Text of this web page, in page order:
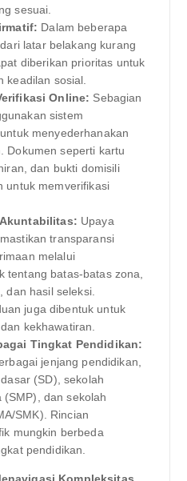
sesuai.
Dalam beberapa
latar belakang kurang
diberikan prioritas untuk
keadilan sosial.
Online: Sebagian
sistem
menyederhanakan
Dokumen seperti kartu
dan bukti domisili
untuk memverifikasi
Upaya
transparansi
melalui
tentang batas-batas zona,
dan hasil seleksi.
juga dibentuk untuk
kekhawatiran.
Tingkat Pendidikan:
jenjang pendidikan,
(SD), sekolah
dan sekolah
SMK). Rincian
mungkin berbeda
pendidikan.